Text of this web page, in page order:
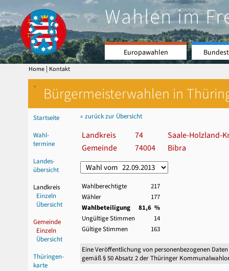
Wahlen im
Europawahlen
Home | Kontakt
` Bürgermeisterwahlen in
Startseite
Wahl-
termine
Landes-
übersicht
Landkreis
Einzeln
Übersicht
Gemeinde
Einzeln
Übersicht
Thüringen-
karte
« zurück zur Übersicht
Landkreis 74
Saale-Holzland-
Gemeinde
74004 Bibra
Wahlberechtigte
217
Wähler
177
Wahlbeteiligung
81,6 %
Ungültige Stimmen
14
Gültige Stimmen
163
Eine Veröffentlichung von personenbezogenen
gemäß § 50 Absatz 2 der Thüringer